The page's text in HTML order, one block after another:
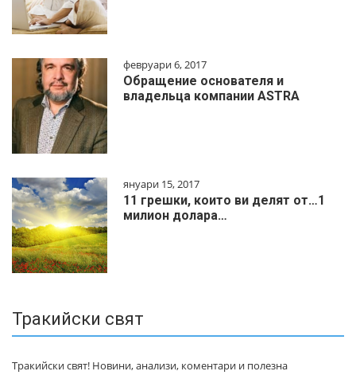
февруари 6, 2017
Обращение основателя и
владельца компании ASTRA
януари 15, 2017
11 грешки, които ви делят от…1
милиoн дoлapa…
Тракийски свят
Тракийски свят! Новини, анализи, коментари и полезна